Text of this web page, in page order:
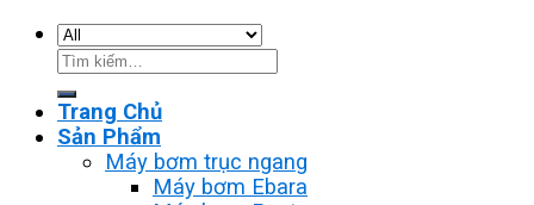
Tìm
kiếm:
Trang Chủ
Sản Phẩm
Máy bơm trục ngang
Máy bơm Ebara